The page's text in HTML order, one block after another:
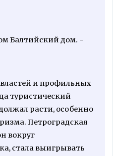
и профильных
туристический
расти, особенно
Петроградская
вокруг
стала выигрывать